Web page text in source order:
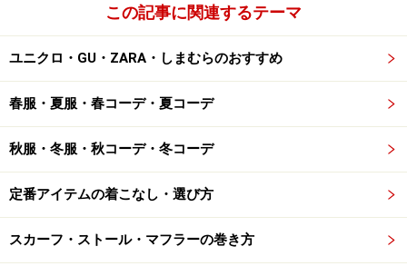
のがたくさん登場しています。写真ではいているのは、
ほんのり丸みのあるバレルジーンズ。広がりすぎ、丈は
少し短めになっているので着まわしのきく一本です。
ブラウスにライダースジャケットを羽織ったレイヤード
ーなど、明るくさわやかなカラーで全体をまとめて軽や
かな印象づくりに成功しています。
この記事に関連するテーマ
ユニクロ・GU・ZARA・しまむらのおすすめ
春服・夏服・春コーデ・夏コーデ
秋服・冬服・秋コーデ・冬コーデ
定番アイテムの着こなし・選び方
スカーフ・ストール・マフラーの巻き方